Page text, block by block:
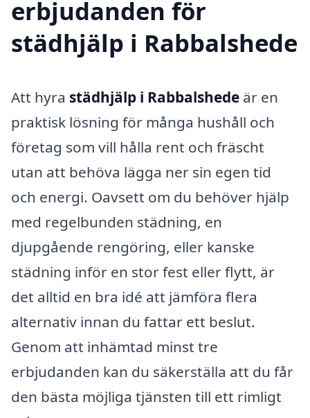
erbjudanden för
städhjälp i Rabbalshede
Att hyra städhjälp i Rabbalshede är en
praktisk lösning för många hushåll och
företag som vill hålla rent och fräscht
utan att behöva lägga ner sin egen tid
och energi. Oavsett om du behöver hjälp
med regelbunden städning, en
djupgående rengöring, eller kanske
städning inför en stor fest eller flytt, är
det alltid en bra idé att jämföra flera
alternativ innan du fattar ett beslut.
Genom att inhämtad minst tre
erbjudanden kan du säkerställa att du får
den bästa möjliga tjänsten till ett rimligt